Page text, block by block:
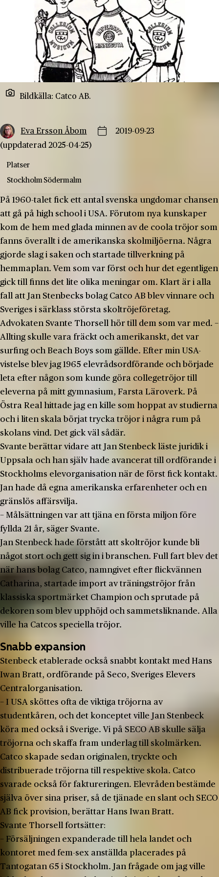
Bildkälla: Catco AB.
Eva Ersson Åbom
2019-09-23
(uppdaterad 2025-04-25)
Platser
Stockholm Södermalm
På 1960-talet fick ett antal svenska ungdomar chansen
att gå på high school i USA. Förutom nya kunskaper
kom de hem med glada minnen av de coola tröjor som
fanns överallt i de amerikanska skolmiljöerna. Några
gjorde slag i saken och startade tillverkning på
hemmaplan. Vem som var först och hur det egentligen
gick till finns det lite olika meningar om. Klart är i alla
fall att Jan Stenbecks bolag Catco AB blev vinnare och
Sveriges i särklass största skoltröjeföretag.
Advokaten Svante Thorsell hör till dem som var med. −
Allting skulle vara fräckt och amerikanskt, det var
surfing och Beach Boys som gällde. Efter min USA-
vistelse blev jag 1965 elevrådsordförande och började
leta efter någon som kunde göra collegetröjor till
eleverna på mitt gymnasium, Farsta Läroverk. På
Östra Real hittade jag en kille som hoppat av studierna
och i liten skala börjat trycka tröjor i några rum på
skolans vind. Det gick väl sådär.
Svante berättar vidare att Jan Stenbeck läste juridik i
Uppsala och han själv hade avancerat till ordförande i
Stockholms elevorganisation när de först fick kontakt.
Jan hade då egna amerikanska erfarenheter och en
gränslös affärsvilja.
− Målsättningen var att tjäna en första miljon före
fyllda 21 år, säger Svante.
Jan Stenbeck hade förstått att skoltröjor kunde bli
något stort och gett sig in i branschen. Full fart blev det
när hans bolag Catco, namngivet efter flickvännen
Catharina, startade import av träningströjor från
klassiska sportmärket Champion och sprutade på
dekoren som blev upphöjd och sammetsliknande. Alla
ville ha Catcos speciella tröjor.
Snabb expansion
Stenbeck etablerade också snabbt kontakt med Hans
Iwan Bratt, ordförande på Seco, Sveriges Elevers
Centralorganisation.
− I USA sköttes ofta de viktiga tröjorna av
studentkåren, och det konceptet ville Jan Stenbeck
köra med också i Sverige. Vi på SECO AB skulle sälja
tröjorna och skaffa fram underlag till skolmärken.
Catco skapade sedan originalen, tryckte och
distribuerade tröjorna till respektive skola. Catco
svarade också för faktureringen. Elevråden bestämde
själva över sina priser, så de tjänade en slant och SECO
AB fick provision, berättar Hans Iwan Bratt.
Svante Thorsell fortsätter:
− Försäljningen expanderade till hela landet och
kontoret med fem-sex anställda placerades på
Tantogatan 65 i Stockholm. Jan frågade om jag ville